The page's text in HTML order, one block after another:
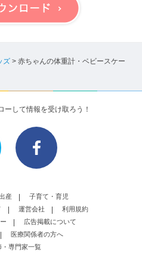
ズ > 赤ちゃんの体重計・ベビースケー
ーして情報を受け取ろう！
産
子育て・育児
運営会社
利用規約
広告掲載について
医療関係者の方へ
・専門家一覧